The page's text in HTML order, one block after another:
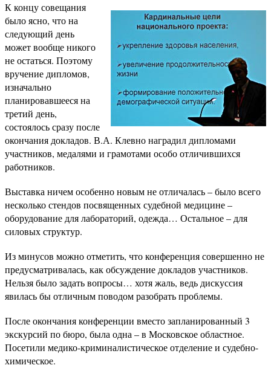
К концу совещания
было ясно, что на
следующий день
может вообще никого
не остаться. Поэтому
вручение дипломов,
изначально
планировавшееся на
третий день,
состоялось сразу после
окончания докладов. В.А. Клевно наградил дипломами
участников, медалями и грамотами особо отличившихся
работников.
Выставка ничем особенно новым не отличалась – было всего
несколько стендов посвященных судебной медицине –
оборудование для лабораторий, одежда… Остальное – для
силовых структур.
Из минусов можно отметить, что конференция совершенно не
предусматривалась, как обсуждение докладов участников.
Нельзя было задать вопросы… хотя жаль, ведь дискуссия
явилась бы отличным поводом разобрать проблемы.
После окончания конференции вместо запланированный 3
экскурсий по бюро, была одна – в Московское областное.
Посетили медико-криминалистическое отделение и судебно-
химическое.